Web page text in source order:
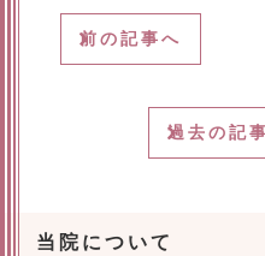
前の記事へ
過去の記
当院について